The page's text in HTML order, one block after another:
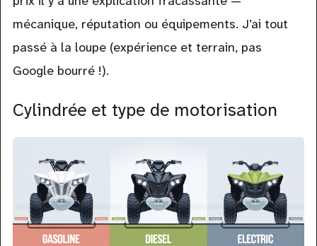
mécanique, réputation ou équipements. J’ai tout
passé à la loupe (expérience et terrain, pas
Google bourré !).
Cylindrée et type de motorisation